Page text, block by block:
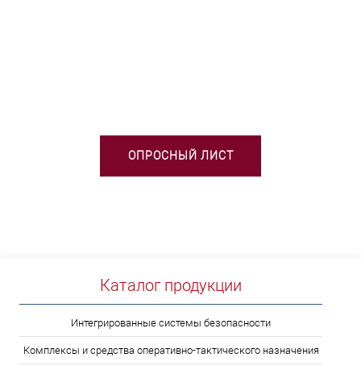
ОПРОСНЫЙ ЛИСТ
Каталог продукции
Интегрированные системы безопасности
Комплексы и средства оперативно-тактического назначения